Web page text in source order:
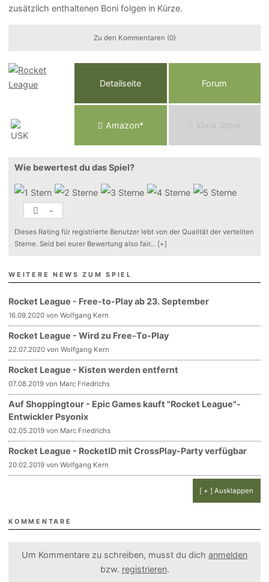
zusätzlich enthaltenen Boni folgen in Kürze.
Zu den Kommentaren (0)
Detailseite Forum
Amazon* Xbox Store
Wie bewertest du das Spiel?
-
Dieses Rating für registrierte Benutzer lebt von der Qualität der verteilten
Sterne. Seid bei eurer Bewertung also fair... [+]
WEITERE NEWS ZUM SPIEL
Rocket League - Free-to-Play ab 23. September
16.09.2020 von Wolfgang Kern
Rocket League - Wird zu Free-To-Play
22.07.2020 von Wolfgang Kern
Rocket League - Kisten werden entfernt
07.08.2019 von Marc Friedrichs
Auf Shoppingtour - Epic Games kauft "Rocket League"-
Entwickler Psyonix
02.05.2019 von Marc Friedrichs
Rocket League - RocketID mit CrossPlay-Party verfügbar
20.02.2019 von Wolfgang Kern
[ + ] Ausklappen
KOMMENTARE
Um Kommentare zu schreiben, musst du dich anmelden
bzw. registrieren.